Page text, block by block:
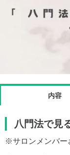
内容
八門法で見
※サロンメンバー